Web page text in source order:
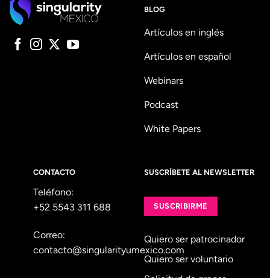
BLOG
Artículos en inglés
Artículos en español
Webinars
Podcast
White Papers
CONTACTO
Teléfono:
+52 5543 311 688
Correo:
contacto@singularityumexico.com
SUSCRÍBETE AL NEWSLETTER
SUSCRIBIRME
Quiero ser patrocinador
Quiero ser voluntario